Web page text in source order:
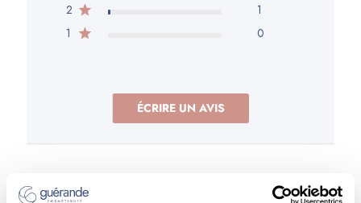
2
1
1
0
ÉCRIRE UN AVIS
Les clients disent